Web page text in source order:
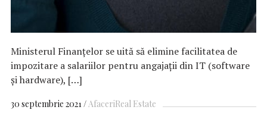
Ministerul Finanțelor se uită să elimine facilitatea de
impozitare a salariilor pentru angajații din IT (software
și hardware), […]
30 septembrie 2021 AfaceriReal Estate